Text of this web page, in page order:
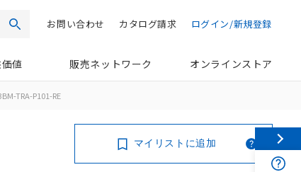
検索 ログイン/新規登録
カタログ請求
お問い合わせ
値 販売ネットワーク オンラインストア
TRA-P101-RE
マイリストに追加